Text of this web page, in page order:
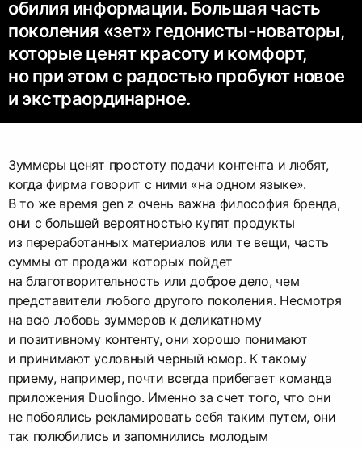
обилия информации. Большая часть
поколения «зет» гедонисты-новаторы,
которые ценят красоту и комфорт,
но при этом с радостью пробуют новое
и экстраординарное.
Зуммеры ценят простоту подачи контента и любят,
когда фирма говорит с ними «на одном языке».
В то же время gen z очень важна философия бренда,
они с большей вероятностью купят продукты
из переработанных материалов или те вещи, часть
суммы от продажи которых пойдет
на благотворительность или доброе дело, чем
представители любого другого поколения. Несмотря
на всю любовь зуммеров к деликатному
и позитивному контенту, они хорошо понимают
и принимают условный черный юмор. К такому
приему, например, почти всегда прибегает команда
приложения Duolingo. Именно за счет того, что они
не побоялись рекламировать себя таким путем, они
так полюбились и запомнились молодым